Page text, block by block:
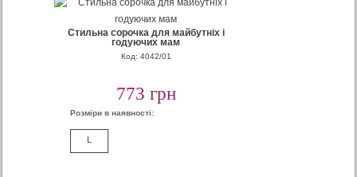
Стильна сорочка для майбутніх і
годуючих мам
Код: 4042/01
773 грн
Розміри в наявності:
L